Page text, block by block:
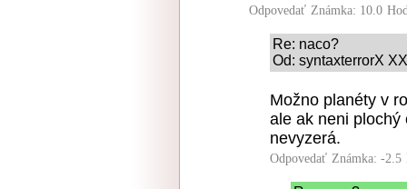
Odpovedať Známka: 10.0
Re: naco?
Od: syntaxterrorX
Možno planéty v
ale ak neni plochý
nevyzerá.
Odpovedať Známka: -2.5